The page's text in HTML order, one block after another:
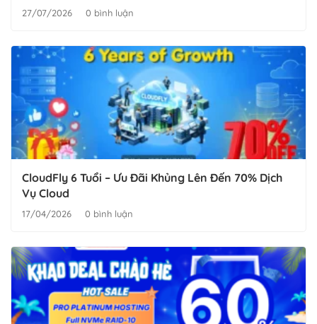
27/07/2026 0 bình luận
CloudFly 6 Tuổi – Ưu Đãi Khủng Lên Đến 70% Dịch
Vụ Cloud
17/04/2026 0 bình luận